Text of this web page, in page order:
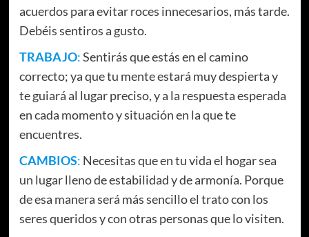
acuerdos para evitar roces innecesarios, más tarde.
Debéis sentiros a gusto.
TRABAJO:Sentirás que estás en el camino
correcto; ya que tu mente estará muy despierta y
te guiará al lugar preciso, y a la respuesta esperada
en cada momento y situación en la que te
encuentres.
CAMBIOS: Necesitas que en tu vida el hogar sea
un lugar lleno de estabilidad y de armonía. Porque
de esa manera será más sencillo el trato con los
seres queridos y con otras personas que lo visiten.